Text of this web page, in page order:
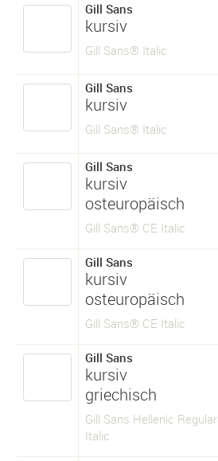
Gill Sans
kursiv
Gill Sans® Italic
Gill Sans
kursiv
Gill Sans® Italic
Gill Sans
kursiv
osteuropäisch
Gill Sans® CE Italic
Gill Sans
kursiv
osteuropäisch
Gill Sans® CE Italic
Gill Sans
kursiv
griechisch
Gill Sans Hellenic Regular
Italic